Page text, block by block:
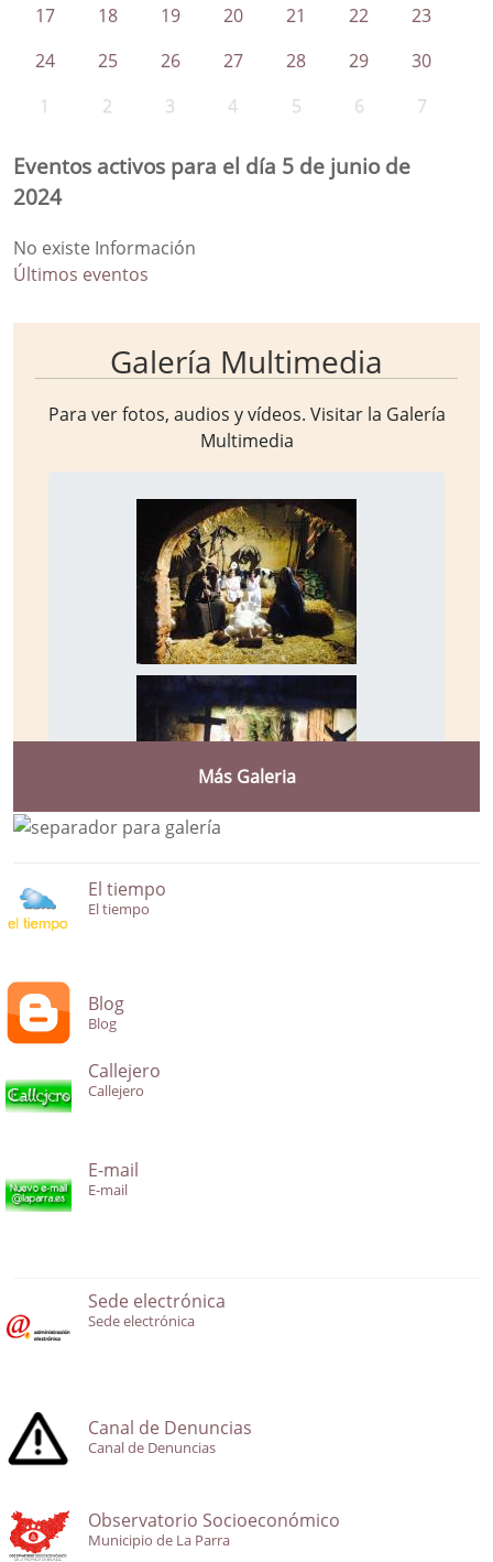
17 18 19 20 21 22
23
24
25 26 27 28 29
30
1
2 3 4 5 6 7
Eventos activos para el día 5 de junio de
2024
No existe Información
Últimos eventos
Galería Multimedia
Para ver fotos, audios y vídeos. Visitar la Galería
Multimedia
Más Galeria
El tiempo
El tiempo
Blog
Blog
Callejero
Callejero
E-mail
E-mail
Sede electrónica
Sede electrónica
Canal de Denuncias
Canal de Denuncias
Observatorio Socioeconómico
Municipio de La Parra